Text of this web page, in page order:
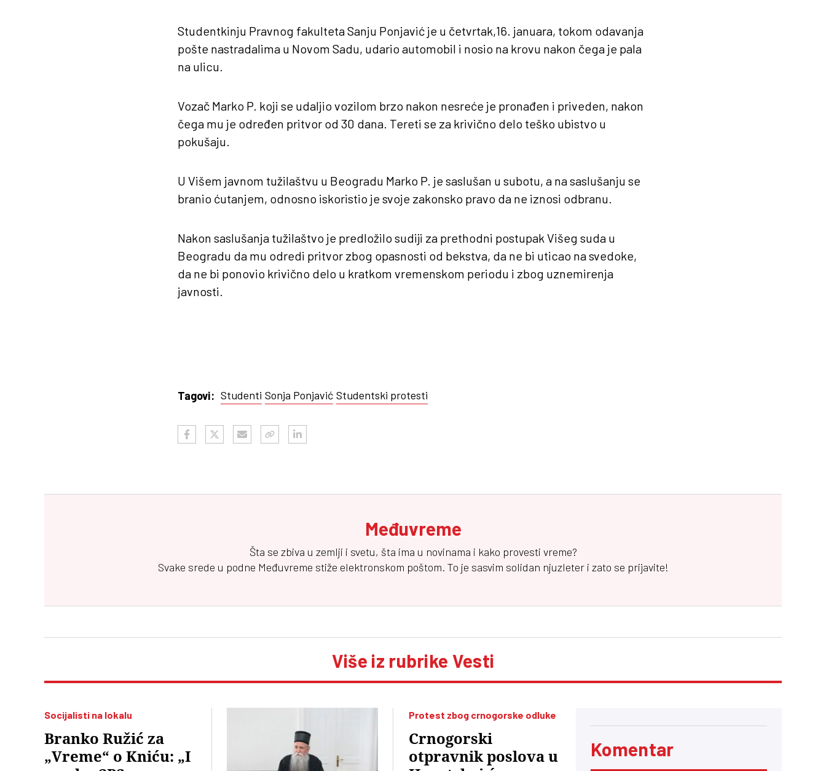
Studentkinju Pravnog fakulteta Sanju Ponjavić je u četvrtak,16. januara, tokom odavanja
pošte nastradalima u Novom Sadu, udario automobil i nosio na krovu nakon čega je pala
na ulicu.
Vozač Marko P. koji se udaljio vozilom brzo nakon nesreće je pronađen i priveden, nakon
čega mu je određen pritvor od 30 dana. Tereti se za krivično delo teško ubistvo u
pokušaju.
U Višem javnom tužilaštvu u Beogradu Marko P. je saslušan u subotu, a na saslušanju se
branio ćutanjem, odnosno iskoristio je svoje zakonsko pravo da ne iznosi odbranu.
Nakon saslušanja tužilaštvo je predložilo sudiji za prethodni postupak Višeg suda u
Beogradu da mu odredi pritvor zbog opasnosti od bekstva, da ne bi uticao na svedoke,
da ne bi ponovio krivično delo u kratkom vremenskom periodu i zbog uznemirenja
javnosti.
Tagovi: Studenti Sonja Ponjavić Studentski protesti
Međuvreme
Šta se zbiva u zemlji i svetu, šta ima u novinama i kako provesti vreme?
Svake srede u podne Međuvreme stiže elektronskom poštom. To je sasvim solidan njuzleter i zato se prijavite!
Više iz rubrike Vesti
Socijalisti na lokalu
Branko Ružić za
„Vreme“ o Kniću: „I
Protest zbog crnogorske odluke
Crnogorski
otpravnik poslova u
Komentar